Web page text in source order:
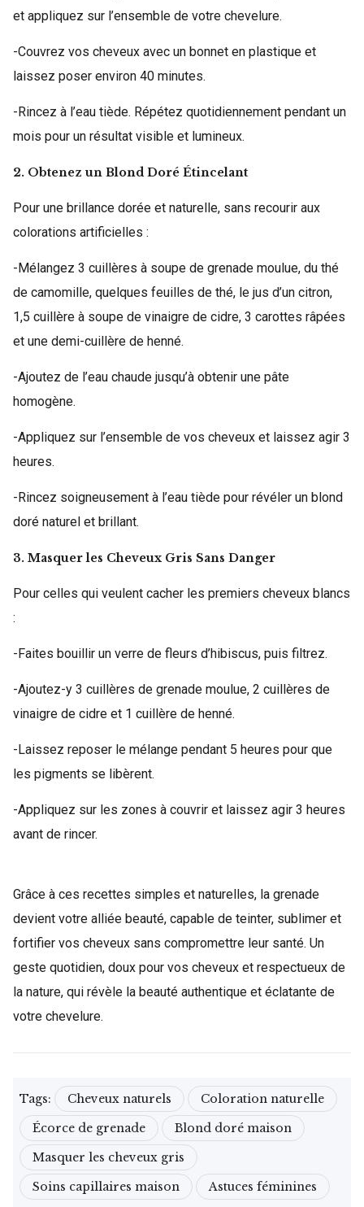
et appliquez sur l’ensemble de votre chevelure.
-Couvrez vos cheveux avec un bonnet en plastique et
laissez poser environ 40 minutes.
-Rincez à l’eau tiède. Répétez quotidiennement pendant un
mois pour un résultat visible et lumineux.
2. Obtenez un Blond Doré Étincelant
Pour une brillance dorée et naturelle, sans recourir aux
colorations artificielles :
-Mélangez 3 cuillères à soupe de grenade moulue, du thé
de camomille, quelques feuilles de thé, le jus d’un citron,
1,5 cuillère à soupe de vinaigre de cidre, 3 carottes râpées
et une demi-cuillère de henné.
-Ajoutez de l’eau chaude jusqu’à obtenir une pâte
homogène.
-Appliquez sur l’ensemble de vos cheveux et laissez agir 3
heures.
-Rincez soigneusement à l’eau tiède pour révéler un blond
doré naturel et brillant.
3. Masquer les Cheveux Gris Sans Danger
Pour celles qui veulent cacher les premiers cheveux blancs
:
-Faites bouillir un verre de fleurs d’hibiscus, puis filtrez.
-Ajoutez-y 3 cuillères de grenade moulue, 2 cuillères de
vinaigre de cidre et 1 cuillère de henné.
-Laissez reposer le mélange pendant 5 heures pour que
les pigments se libèrent.
-Appliquez sur les zones à couvrir et laissez agir 3 heures
avant de rincer.
Grâce à ces recettes simples et naturelles, la grenade
devient votre alliée beauté, capable de teinter, sublimer et
fortifier vos cheveux sans compromettre leur santé. Un
geste quotidien, doux pour vos cheveux et respectueux de
la nature, qui révèle la beauté authentique et éclatante de
votre chevelure.
Tags: Cheveux naturels
Coloration naturelle
Écorce de grenade
Blond doré maison
Masquer les cheveux gris
Soins capillaires maison
Astuces féminines